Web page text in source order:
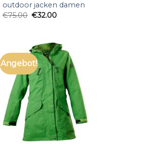
outdoor jacken damen
€75.00 €32.00
Angebot!